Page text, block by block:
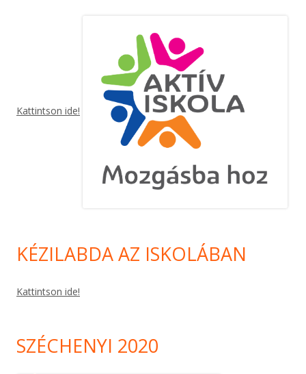
Kattintson ide!
KÉZILABDA AZ ISKOLÁBAN
Kattintson ide!
SZÉCHENYI 2020